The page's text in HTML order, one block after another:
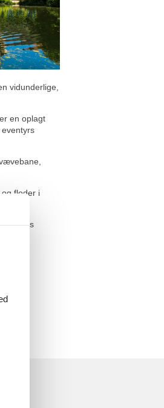
vidunderlige,
en oplagt
floder i
egnens